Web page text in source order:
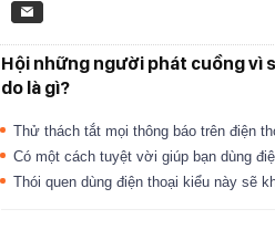
Hội những người phát cuồng vì
do là gì?
Thử thách tắt mọi thông báo trên điện
Có một cách tuyệt vời giúp bạn dùng
Thói quen dùng điện thoại kiểu này sẽ